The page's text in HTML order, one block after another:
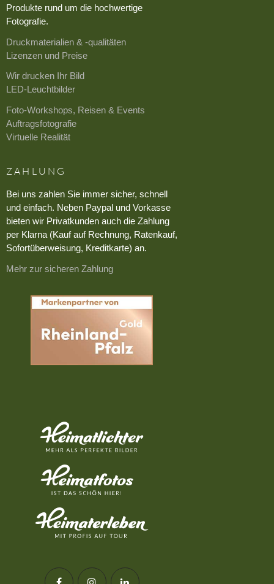
Produkte rund um die hochwertige
Fotografie.
Druckmaterialien & -qualitäten
Lizenzen und Preise
Wir drucken Ihr Bild
LED-Leuchtbilder
Foto-Workshops, Reisen & Events
Auftragsfotografie
Virtuelle Realität
ZAHLUNG
Bei uns zahlen Sie immer sicher, schnell
und einfach. Neben Paypal und Vorkasse
bieten wir Privatkunden auch die Zahlung
per Klarna (Kauf auf Rechnung, Ratenkauf,
Sofortüberweisung, Kreditkarte) an.
Mehr zur sicheren Zahlung